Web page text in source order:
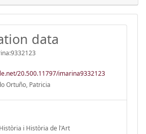
data
20.500.11797/imarina9332123
Ortuño, Patricia
Història i Història de l'Art